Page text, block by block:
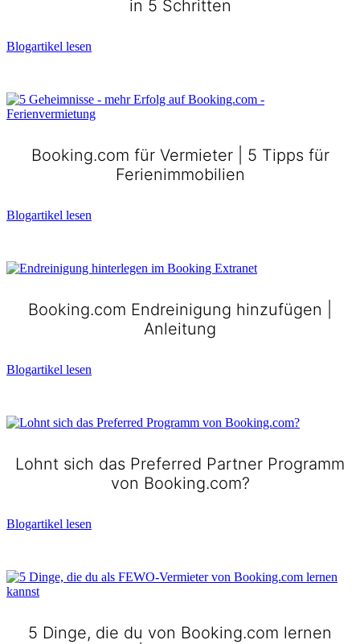
in 5 Schritten
Blogartikel lesen
Booking.com für Vermieter | 5 Tipps für
Ferienimmobilien
Blogartikel lesen
Booking.com Endreinigung hinzufügen |
Anleitung​
Blogartikel lesen
Lohnt sich das Preferred Partner Programm
von Booking.com?
Blogartikel lesen
5 Dinge, die du von Booking.com lernen